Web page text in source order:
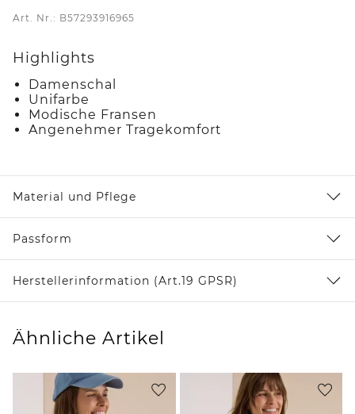
Art. Nr.: B57293916965
Highlights
Damenschal
Unifarbe
Modische Fransen
Angenehmer Tragekomfort
Material und Pflege
Passform
Herstellerinformation (Art.19 GPSR)
Ähnliche Artikel